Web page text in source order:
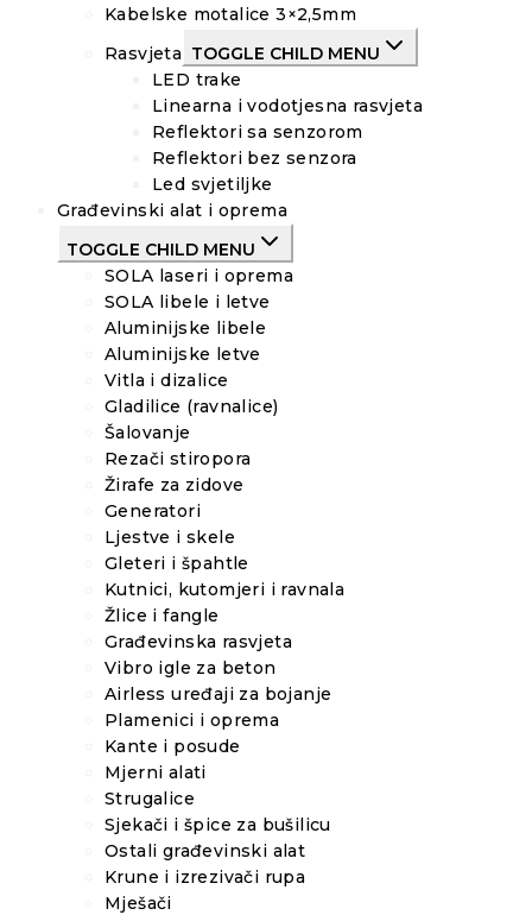
Kabelske motalice 3×2,5mm
Rasvjeta TOGGLE CHILD MENU
LED trake
Linearna i vodotjesna rasvjeta
Reflektori sa senzorom
Reflektori bez senzora
Led svjetiljke
Građevinski alat i oprema
TOGGLE CHILD MENU
SOLA laseri i oprema
SOLA libele i letve
Aluminijske libele
Aluminijske letve
Vitla i dizalice
Gladilice (ravnalice)
Šalovanje
Rezači stiropora
Žirafe za zidove
Generatori
Ljestve i skele
Gleteri i špahtle
Kutnici, kutomjeri i ravnala
Žlice i fangle
Građevinska rasvjeta
Vibro igle za beton
Airless uređaji za bojanje
Plamenici i oprema
Kante i posude
Mjerni alati
Strugalice
Sjekači i špice za bušilicu
Ostali građevinski alat
Krune i izrezivači rupa
Mješači